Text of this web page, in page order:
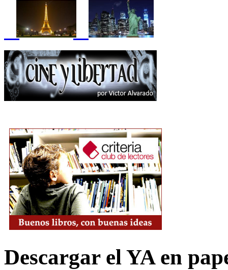
Descargar el YA en